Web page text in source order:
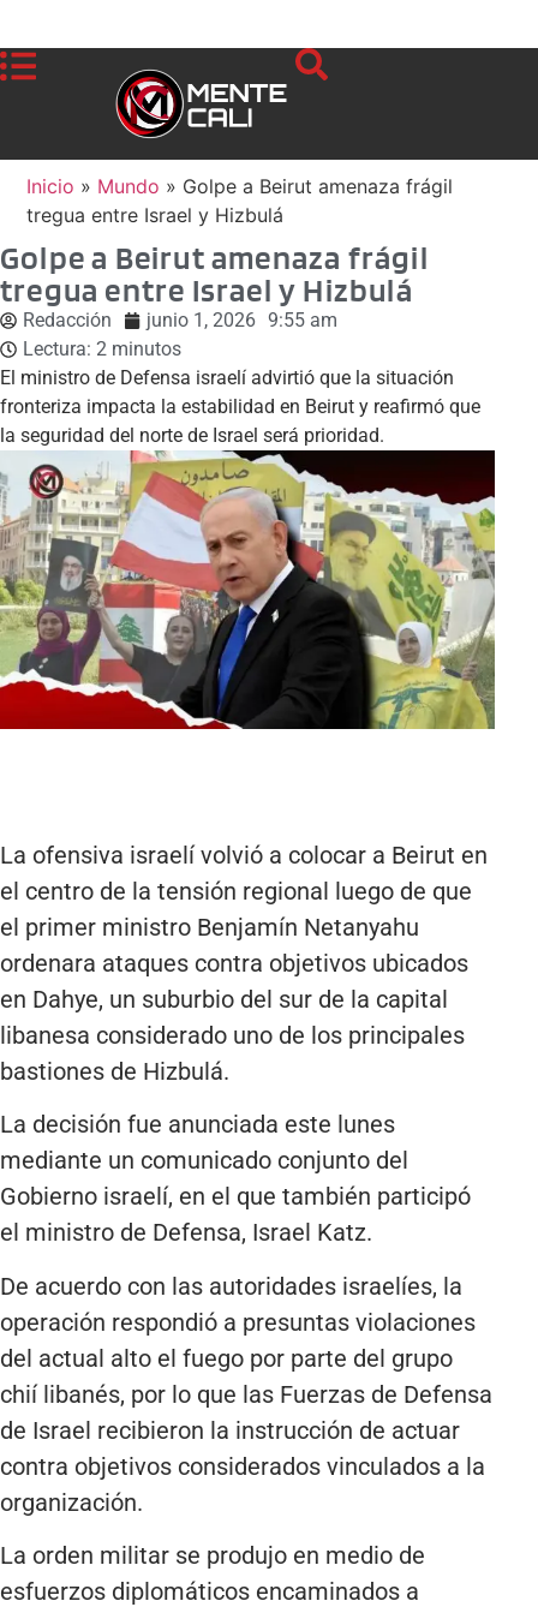
Inicio » Mundo » Golpe a Beirut amenaza frágil
tregua entre Israel y Hizbulá
Golpe a Beirut amenaza frágil
tregua entre Israel y Hizbulá
Redacción junio 1, 2026 9:55 am
Lectura: 2 minutos
El ministro de Defensa israelí advirtió que la situación
fronteriza impacta la estabilidad en Beirut y reafirmó que
la seguridad del norte de Israel será prioridad.
La ofensiva israelí volvió a colocar a Beirut en
el centro de la tensión regional luego de que
el primer ministro Benjamín Netanyahu
ordenara ataques contra objetivos ubicados
en Dahye, un suburbio del sur de la capital
libanesa considerado uno de los principales
bastiones de Hizbulá.
La decisión fue anunciada este lunes
mediante un comunicado conjunto del
Gobierno israelí, en el que también participó
el ministro de Defensa, Israel Katz.
De acuerdo con las autoridades israelíes, la
operación respondió a presuntas violaciones
del actual alto el fuego por parte del grupo
chií libanés, por lo que las Fuerzas de Defensa
de Israel recibieron la instrucción de actuar
contra objetivos considerados vinculados a la
organización.
La orden militar se produjo en medio de
esfuerzos diplomáticos encaminados a